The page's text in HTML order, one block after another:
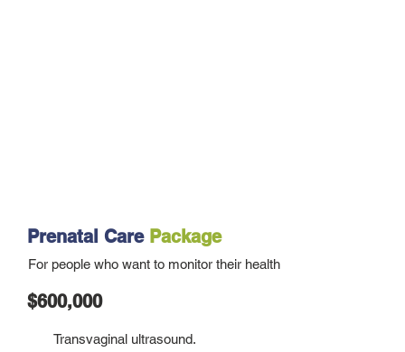
Prenatal Care Package
For people who want to monitor their health
$600,000
Transvaginal ultrasound.